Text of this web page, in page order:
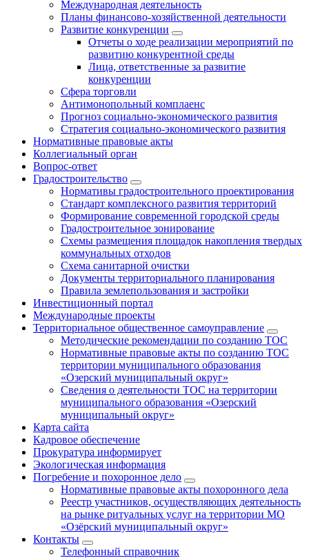
Международная деятельность
Планы финансово-хозяйственной деятельности
Развитие конкуренции
Отчеты о ходе реализации мероприятий по
развитию конкурентной среды
Лица, ответственные за развитие
конкуренции
Сфера торговли
Антимонопольный комплаенс
Прогноз социально-экономического развития
Стратегия социально-экономического развития
Нормативные правовые акты
Коллегиальный орган
Вопрос-ответ
Градостроительство
Нормативы градостроительного проектирования
Стандарт комплексного развития территорий
Формирование современной городской среды
Градостроительное зонирование
Схемы размещения площадок накопления твердых
коммунальных отходов
Схема санитарной очистки
Документы территориального планирования
Правила землепользования и застройки
Инвестиционный портал
Международные проекты
Территориальное общественное самоуправление
Методические рекомендации по созданию ТОС
Нормативные правовые акты по созданию ТОС
территории муниципального образования
«Озерский муниципальный округ»
Сведения о деятельности ТОС на территории
муниципального образования «Озерский
муниципальный округ»
Карта сайта
Кадровое обеспечение
Прокуратура информирует
Экологическая информация
Погребение и похоронное дело
Нормативные правовые акты похоронного дела
Реестр участников, осуществляющих деятельность
на рынке ритуальных услуг на территории МО
«Озёрский муниципальный округ»
Контакты
Телефонный справочник